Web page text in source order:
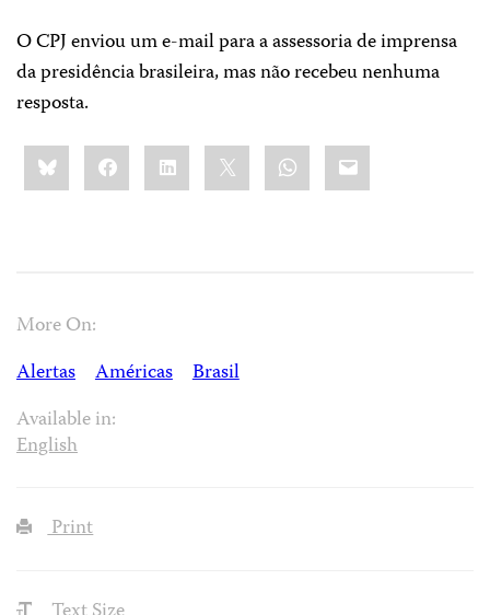
O CPJ enviou um e-mail para a assessoria de imprensa
da presidência brasileira, mas não recebeu nenhuma
resposta.
Share
this:BlueskyFacebookLinkedIn WhatsApp
Email
More On:
Alertas
Américas
Brasil
Available in:
English
Print